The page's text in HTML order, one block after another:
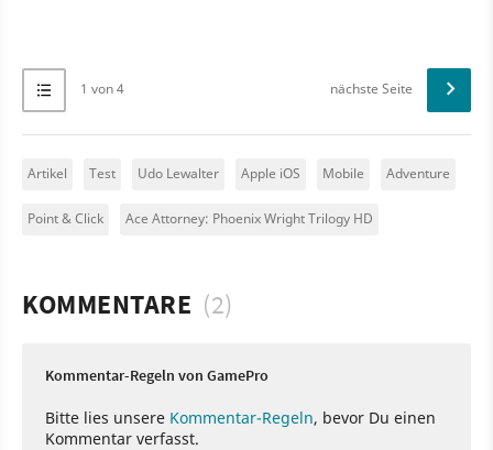
1 von 4 nächste Seite
Artikel Test Udo Lewalter Apple iOS Mobile Adventure
Point & Click Ace Attorney: Phoenix Wright Trilogy HD
KOMMENTARE (2)
Kommentar-Regeln von GamePro
Bitte lies unsere Kommentar-Regeln, bevor Du einen
Kommentar verfasst.